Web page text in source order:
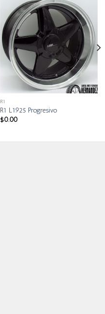
R1
R1 L1925 Progresivo
$0.00